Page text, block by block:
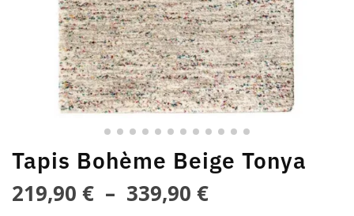
Tapis Bohème Beige Tonya
219,90 € – 339,90 €